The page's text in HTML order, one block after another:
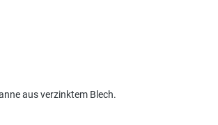
aus verzinktem Blech.